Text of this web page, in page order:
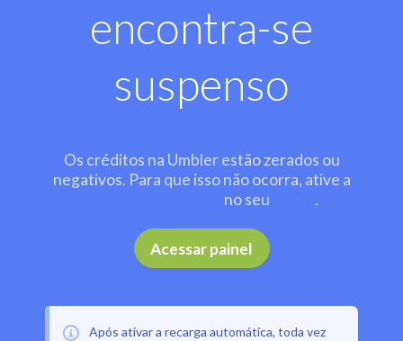
encontra-se
suspenso
Os créditos na Umbler estão zerados ou
negativos. Para que isso não ocorra, ative a
no seu .
Acessar painel
Após ativar a recarga automática, toda vez